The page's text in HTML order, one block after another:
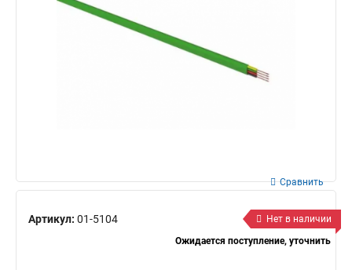
Артикул: 01-5104
Сравнить
Нет в наличии
Ожидается поступление, уточнить